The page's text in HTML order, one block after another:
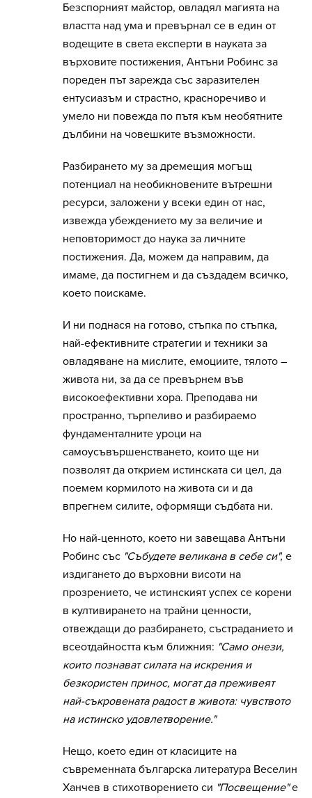
Безспорният майстор, овладял магията на
властта над ума и превърнал се в един от
водещите в света експерти в науката за
върховите постижения, Антъни Робинс за
пореден път зарежда със заразителен
ентусиазъм и страстно, красноречиво и
умело ни повежда по пътя към необятните
дълбини на човешките възможности.
Разбирането му за дремещия могъщ
потенциал на необикновените вътрешни
ресурси, заложени у всеки един от нас,
извежда убеждението му за величие и
неповторимост до наука за личните
постижения. Да, можем да направим, да
имаме, да постигнем и да създадем всичко,
което поискаме.
И ни поднася на готово, стъпка по стъпка,
най-ефективните стратегии и техники за
овладяване на мислите, емоциите, тялото –
живота ни, за да се превърнем във
високоефективни хора. Преподава ни
пространно, търпеливо и разбираемо
фундаменталните уроци на
самоусъвършенстването, които ще ни
позволят да открием истинската си цел, да
поемем кормилото на живота си и да
впрегнем силите, оформящи съдбата ни.
Но най-ценното, което ни завещава Антъни
Робинс със "Събудете великана в себе си", е
издигането до върховни висоти на
прозрението, че истинският успех се корени
в култивирането на трайни ценности,
отвеждащи до разбирането, състраданието и
всеотдайността към ближния: "Само онези,
които познават силата на искрения и
безкористен принос, могат да преживеят
най-съкровената радост в живота: чувството
на истинско удовлетворение."
Нещо, което един от класиците на
съвременната българска литература Веселин
Ханчев в стихотворението си "Посвещение"е